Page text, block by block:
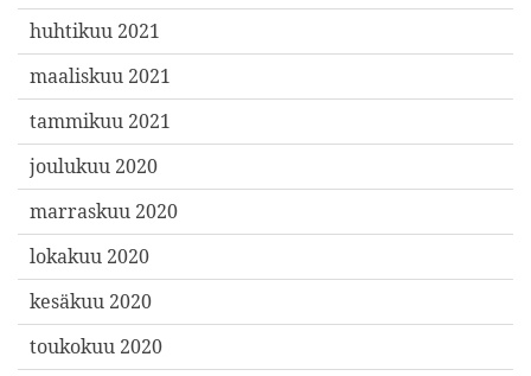
huhtikuu 2021
maaliskuu 2021
tammikuu 2021
joulukuu 2020
marraskuu 2020
lokakuu 2020
kesäkuu 2020
toukokuu 2020